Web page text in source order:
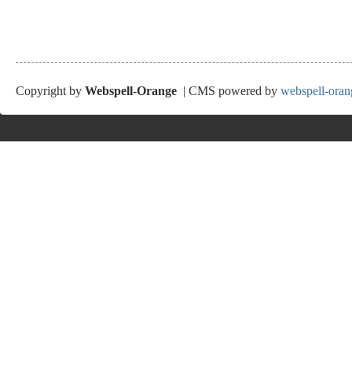
Copyright by Webspell-Orange | CMS powered by webspell-